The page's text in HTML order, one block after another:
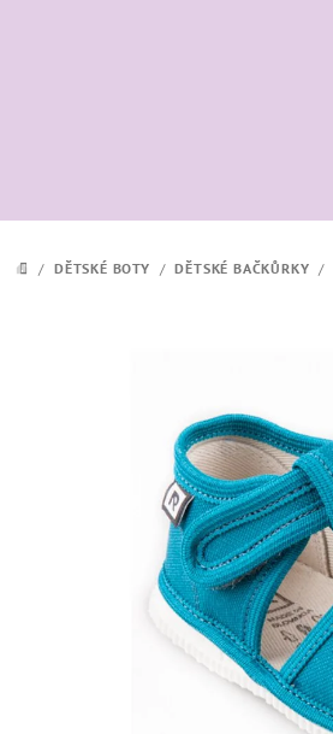
DOMŮ
/ DĚTSKÉ BOTY / DĚTSKÉ BAČKŮRKY /